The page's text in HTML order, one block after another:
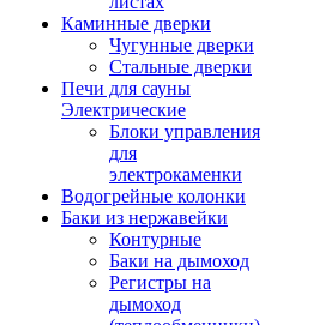
Каминные дверки
Чугунные дверки
Стальные дверки
Печи для сауны
Электрические
Блоки управления
для
электрокаменки
Водогрейные колонки
Баки из нержавейки
Контурные
Баки на дымоход
Регистры на
дымоход